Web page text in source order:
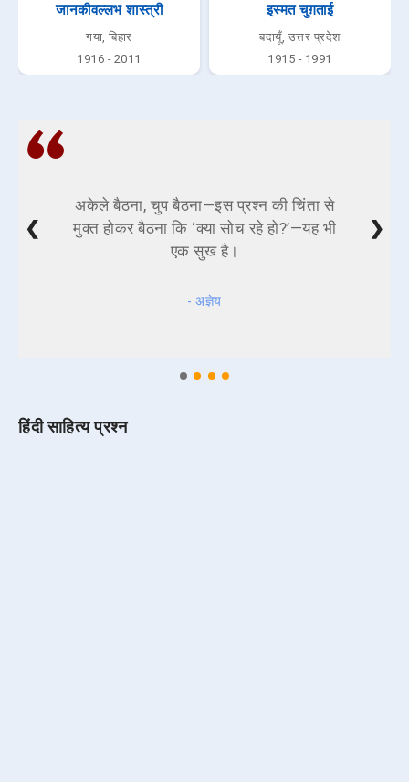
जानकीवल्लभ शास्त्री
गया, बिहार
1916 - 2011
इस्मत चुग़ताई
बदायूँ, उत्तर प्रदेश
1915 - 1991
अकेले बैठना, चुप बैठना—इस प्रश्न की चिंता से
मुक्त होकर बैठना कि ‘क्या सोच रहे हो?’—यह भी
एक सुख है।
- अज्ञेय
❮ ❯
हिंदी साहित्य प्रश्न